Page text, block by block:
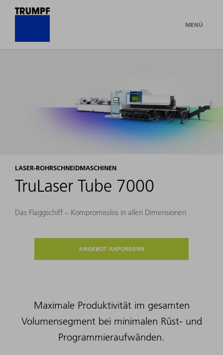
MENÜ
LASER-ROHRSCHNEIDMASCHINEN
TruLaser Tube 7000
Das Flaggschiff – Kompromisslos in allen Dimensionen
ANGEBOT ANFORDERN
Maximale Produktivität im gesamten
Volumensegment bei minimalen Rüst- und
Programmieraufwänden.​